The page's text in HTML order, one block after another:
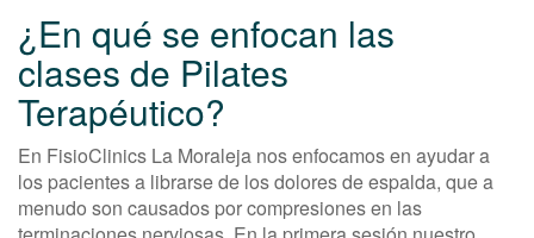
¿En qué se enfocan las
clases de Pilates
Terapéutico?
En FisioClinics La Moraleja nos enfocamos en ayudar a
los pacientes a librarse de los dolores de espalda, que a
menudo son causados por compresiones en las